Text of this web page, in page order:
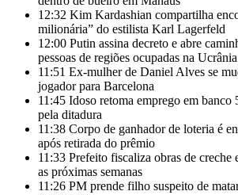
12:32 Kim Kardashian compartilha
milionária” do estilista Karl Lagerfeld
12:00 Putin assina decreto e abre
pessoas de regiões ocupadas na Ucrânia
11:51 Ex-mulher de Daniel Alves se
jogador para Barcelona
11:45 Idoso retoma emprego em banco
pela ditadura
11:38 Corpo de ganhador de loteria é
após retirada do prêmio
11:33 Prefeito fiscaliza obras de creche
as próximas semanas
11:26 PM prende filho suspeito de